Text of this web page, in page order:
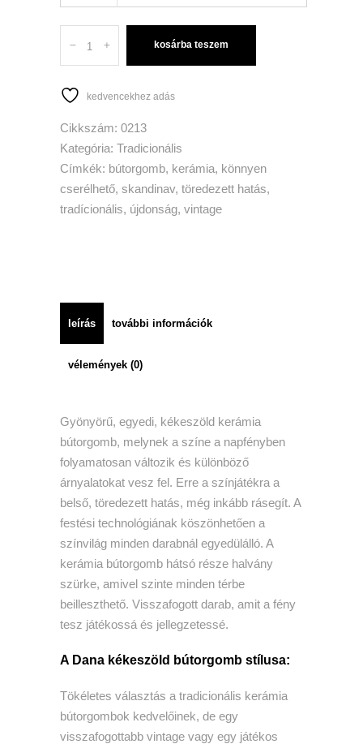
Quantity kosárba teszem
kedvencekhez adás
Cikkszám: 0213
Kategória: Tradicionális
Címkék: bútorgomb, kerámia, könnyen
cserélhető, skandinav, töredezett hatás,
tradícionális, újdonság, vintage
leírás további információk
vélemények (0)
Gyönyörű, egyedi, kékeszöld kerámia
bútorgomb, melynek a színe a napfényben
folyamatosan változik és különböző
árnyalatokat vesz fel. Erre a színjátékra a
belső, töredezett hatás, még inkább rásegít. A
festési technológiának köszönhetően a
színvilág minden darabnál egyedülálló. A
kerámia bútorgomb hátsó része halvány
szürke, amivel szinte minden térbe
beilleszthető. Visszafogott darab, amit a fény
tesz játékossá és jellegzetessé.
A Dana kékeszöld bútorgomb stílusa:
Tökéletes választás a tradicionális kerámia
bútorgombok kedvelőinek, de egy
visszafogottabb vintage vagy egy játékos